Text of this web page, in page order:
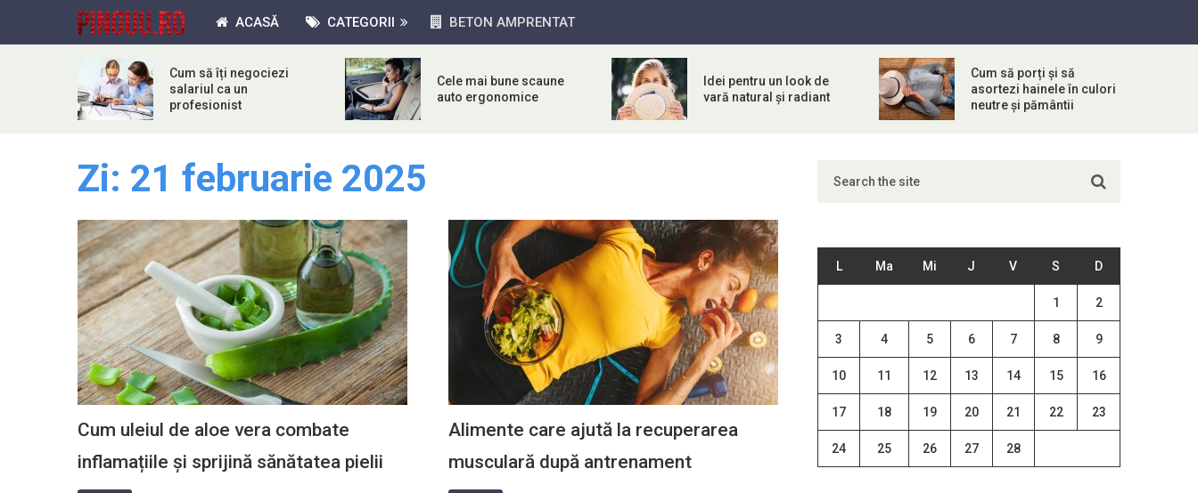
ACASĂ CATEGORII BETON AMPRENTAT
Cum să îți negociezi
salariul ca un
profesionist
Cele mai bune scaune
auto ergonomice
Idei pentru un look de
vară natural și radiant
Cum să porți și să
asortezi hainele în culori
neutre și pământii
Zi: 21 februarie 2025
Cum uleiul de aloe vera combate
inflamațiile și sprijină sănătatea pielii
Alimente care ajută la recuperarea
musculară după antrenament
L Ma Mi J V S D
1 2
3 4 5 6 7 8 9
10 11 12 13 14 15 16
17 18 19 20 21 22 23
24 25 26 27 28